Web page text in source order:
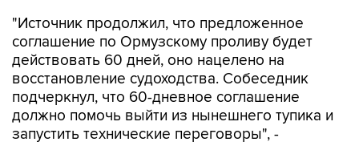
"Источник продолжил, что предложенное
соглашение по Ормузскому проливу будет
действовать 60 дней, оно нацелено на
восстановление судоходства. Собеседник
подчеркнул, что 60-дневное соглашение
должно помочь выйти из нынешнего тупика и
запустить технические переговоры", -